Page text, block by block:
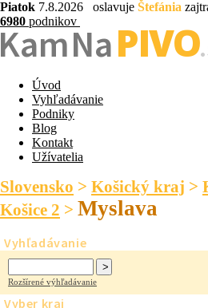
Piatok 7.8.2026 oslavuje Štefánia
6980 podnikovNaPIVO
Úvod
Vyhľadávanie
Podniky
Blog
Kontakt
Užívatelia
Slovensko > Košický kraj >
Košice 2 > Myslava
Vyhľadávanie
Rozšírené výhľadávanie
Vyber kraj